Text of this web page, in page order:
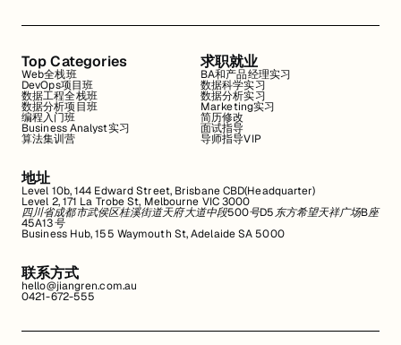
Top Categories
Web全栈班
DevOps项目班
数据工程全栈班
数据分析项目班
编程入门班
Business Analyst实习
算法集训营
求职就业
BA和产品经理实习
数据科学实习
数据分析实习
Marketing实习
简历修改
面试指导
导师指导VIP
地址
Level 10b, 144 Edward Street, Brisbane CBD(Headquarter)
Level 2, 171 La Trobe St, Melbourne VIC 3000
四川省成都市武侯区桂溪街道天府大道中段500号D5东方希望天祥广场B座
45A13号
Business Hub, 155 Waymouth St, Adelaide SA 5000
联系方式
hello@jiangren.com.au
0421-672-555